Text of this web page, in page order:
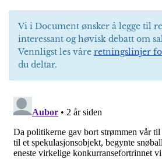
Vi i Document ønsker å legge til
interessant og høvisk debatt om
Vennligst les våre retningslinjer
du deltar.